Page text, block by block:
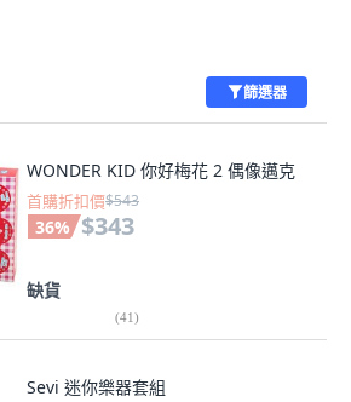
篩選器
WONDER KID 你好梅花 2 偶像邁克
首購折扣價$543
36% $343
缺貨
(41)
Sevi 迷你樂器套組